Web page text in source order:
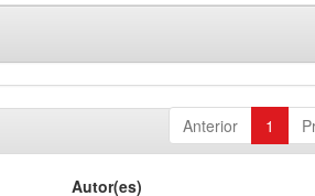
Anterior 1
Autor(es)